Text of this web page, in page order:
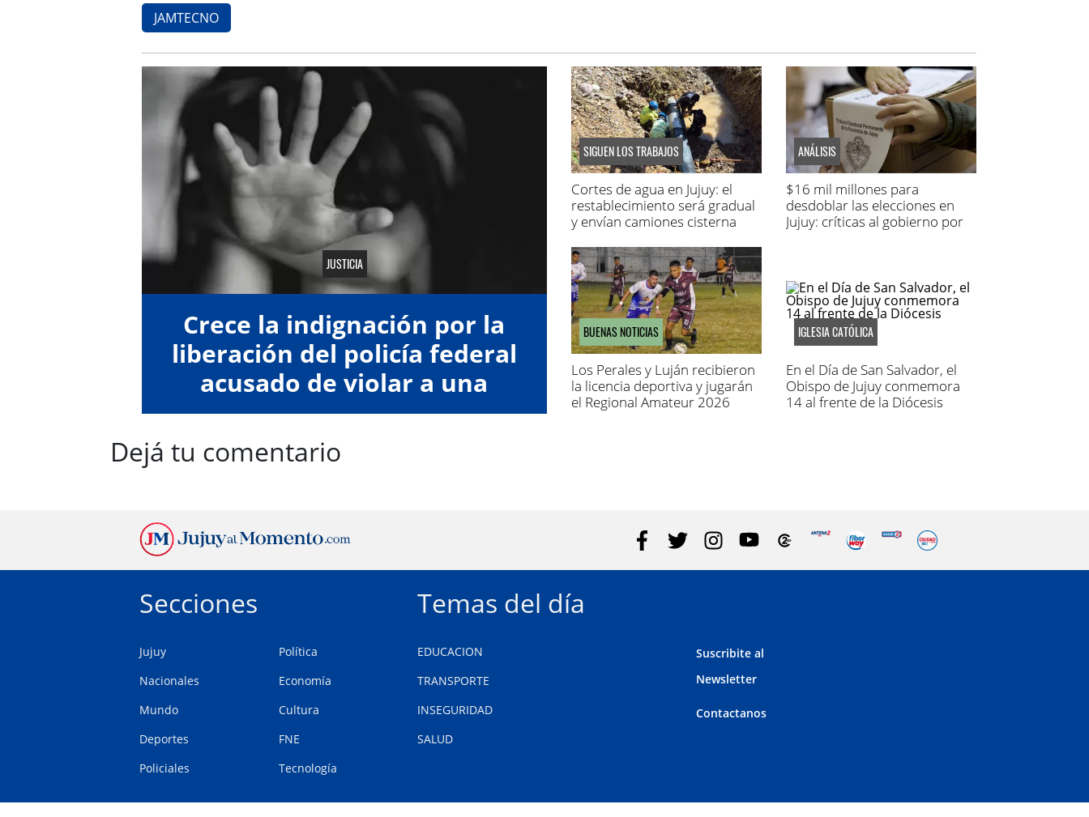
JAMTECNO
JUSTICIA
Crece la indignación por la
liberación del policía federal
acusado de violar a una
menor
SIGUEN LOS TRABAJOS
Cortes de agua en Jujuy: el
restablecimiento será gradual
y envían camiones cisterna
ANÁLISIS
$16 mil millones para
desdoblar las elecciones en
Jujuy: críticas al gobierno por
BUENAS NOTICIAS
Los Perales y Luján recibieron
la licencia deportiva y jugarán
el Regional Amateur 2026
IGLESIA CATÓLICA
En el Día de San Salvador, el
Obispo de Jujuy conmemora
14 al frente de la Diócesis
Dejá tu comentario
Secciones
Jujuy
Nacionales
Mundo
Deportes
Policiales
Política
Economía
Cultura
FNE
Tecnología
Temas del día
EDUCACION
TRANSPORTE
INSEGURIDAD
SALUD
Suscribite al
Newsletter
Contactanos